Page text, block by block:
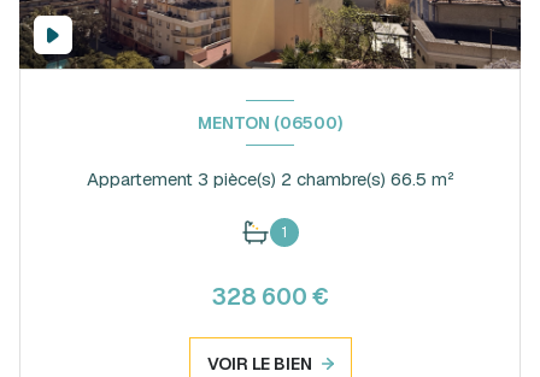
MENTON (06500)
Appartement 3 pièce(s) 2 chambre(s) 66.5 m²
1
328 600 €
VOIR LE BIEN